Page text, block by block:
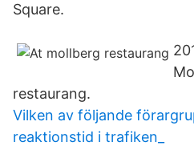
Square.
restaurang.
Vilken av följande
reaktionstid i trafiken_